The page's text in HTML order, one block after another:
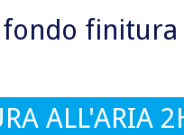
fondo finitura
ALL'ARIA